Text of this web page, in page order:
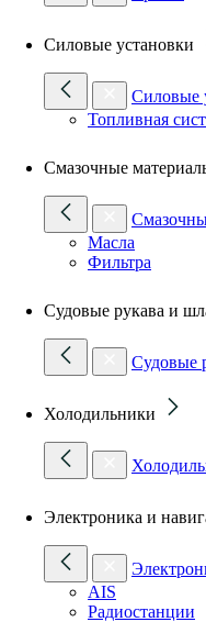
Силовые установки
Силовые
Топливная
Смазочные
Масла
Фильтра
Судовые рукава и
Судовые
Холодильники
Электроника и
AIS
Радиостанции